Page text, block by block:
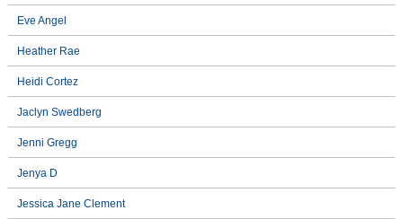
Eve Angel
Heather Rae
Heidi Cortez
Jaclyn Swedberg
Jenni Gregg
Jenya D
Jessica Jane Clement